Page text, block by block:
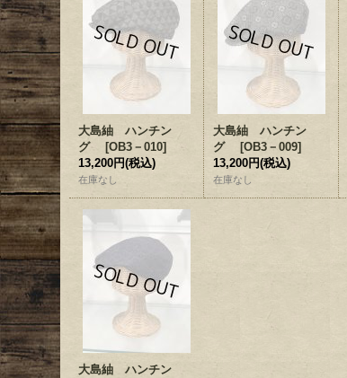
大島紬 ハンチン
グ
[OB3－010]
13,200円(税込)
在庫なし
大島紬 ハンチン
グ
[OB3－009]
13,200円(税込)
在庫なし
大島紬 ハンチン